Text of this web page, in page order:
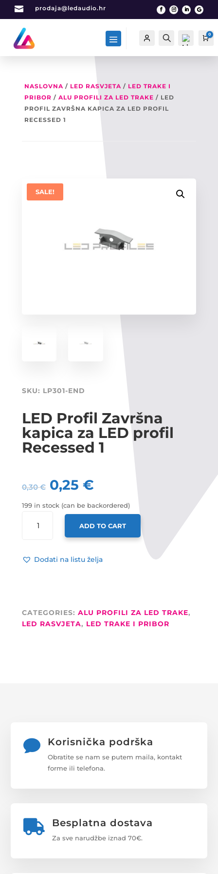
 prodaja@ledaudio.hr
Račun Traži 0
NASLOVNA/ LED RASVJETA/ LED TRAKE I
PRIBOR / ALU PROFILI ZA LED TRAKE / LED
PROFIL ZAVRŠNA KAPICA ZA LED PROFIL
RECESSED 1
SKU: LP301-END
LED Profil Završna
kapica za LED profil
Recessed 1
0,30€ 0,25 €
199 in stock (can be backordered)
PROFIL
ZA
QUANTITY
ADD TO CART
Dodati na listu želja
SALE!
CATEGORIES: ALU PROFILI ZA LED TRAKE,
LED RASVJETA, LED TRAKE I PRIBOR
 Korisnička podrška
Obratite se nam se putem maila, kontakt
forme ili telefona.
 Besplatna dostava
Za sve narudžbe iznad 70€.